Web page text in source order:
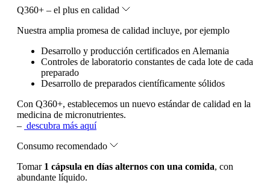
Q360+ – el plus en calidad
Nuestra amplia promesa de calidad incluye, por ejemplo
Desarrollo y producción certificados en Alemania
Controles de laboratorio constantes de cada lote de cada
preparado
Desarrollo de preparados científicamente sólidos
Con Q360+, establecemos un nuevo estándar de calidad en la
medicina de micronutrientes.
– descubra más aquí
Consumo recomendado
Tomar 1 cápsula en días alternos con una comida, con
abundante líquido.